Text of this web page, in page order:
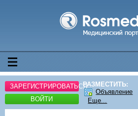
ЗАРЕГИСТРИРОВАТЬСЯ
ВОЙТИ
РАЗМЕСТИТЬ:
Объявление
Еще...